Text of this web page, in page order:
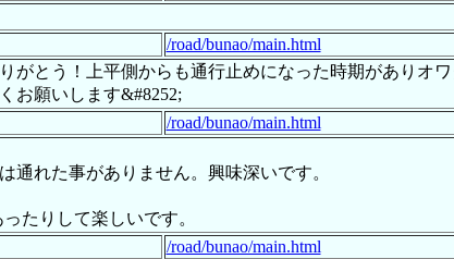
/road/bunao/main.html
がとう！上平側からも通行止めになった時期がありオ
お願いします&#8252;
/road/bunao/main.html
通れた事がありません。興味深いです。
たりして楽しいです。
/road/bunao/main.html